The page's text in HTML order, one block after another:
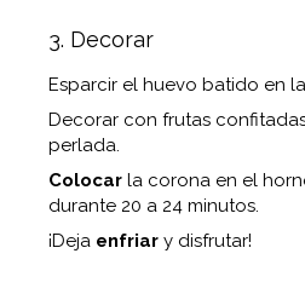
3. Decorar
Esparcir el huevo batido en
Decorar con frutas
perlada.
Colocar la corona en el
durante 20 a 24 minutos.
¡Deja enfriar y disfrutar!